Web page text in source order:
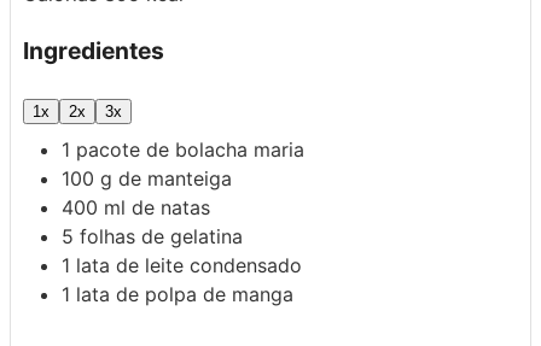
Ingredientes
1x 2x 3x
1 pacote de bolacha maria
100 g de manteiga
400 ml de natas
5 folhas de gelatina
1 lata de leite condensado
1 lata de polpa de manga